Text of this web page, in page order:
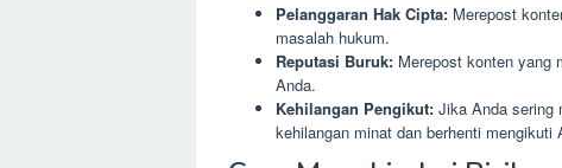
Pelanggaran Hak Cipta: Merepost
masalah hukum.
Reputasi Buruk: Merepost konten yang
Anda.
Kehilangan Pengikut: Jika Anda sering
kehilangan minat dan berhenti mengikuti